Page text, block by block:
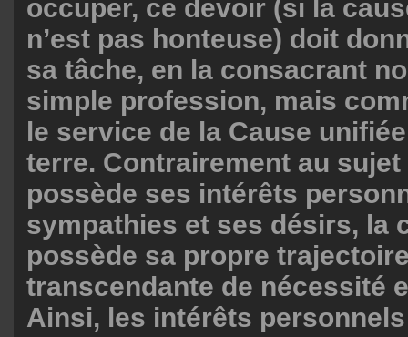
occuper, ce devoir (si la
n’est pas honteuse) doit
sa tâche, en la consacrant
simple profession, mais
le service de la Cause
terre. Contrairement au
possède ses intérêts
sympathies et ses désirs, la
possède sa propre
transcendante de nécessité
Ainsi, les intérêts personnels